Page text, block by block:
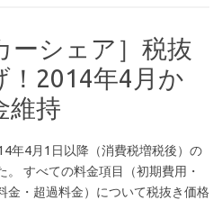
ーシェア］税抜
！2014年4月か
維持
年4月1日以降（消費税増税後）の
すべての料金項目（初期費用・
金・超過料金）について税抜き価格